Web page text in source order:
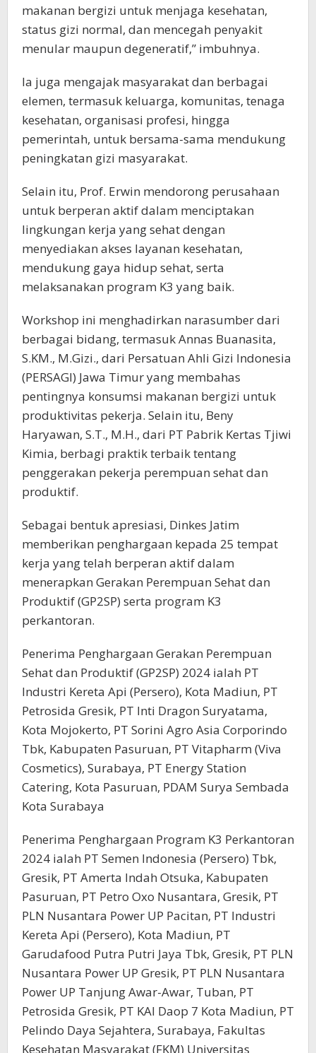
makanan bergizi untuk menjaga kesehatan,
status gizi normal, dan mencegah penyakit
menular maupun degeneratif,” imbuhnya.
Ia juga mengajak masyarakat dan berbagai
elemen, termasuk keluarga, komunitas, tenaga
kesehatan, organisasi profesi, hingga
pemerintah, untuk bersama-sama mendukung
peningkatan gizi masyarakat.
Selain itu, Prof. Erwin mendorong perusahaan
untuk berperan aktif dalam menciptakan
lingkungan kerja yang sehat dengan
menyediakan akses layanan kesehatan,
mendukung gaya hidup sehat, serta
melaksanakan program K3 yang baik.
Workshop ini menghadirkan narasumber dari
berbagai bidang, termasuk Annas Buanasita,
S.KM., M.Gizi., dari Persatuan Ahli Gizi Indonesia
(PERSAGI) Jawa Timur yang membahas
pentingnya konsumsi makanan bergizi untuk
produktivitas pekerja. Selain itu, Beny
Haryawan, S.T., M.H., dari PT Pabrik Kertas Tjiwi
Kimia, berbagi praktik terbaik tentang
penggerakan pekerja perempuan sehat dan
produktif.
Sebagai bentuk apresiasi, Dinkes Jatim
memberikan penghargaan kepada 25 tempat
kerja yang telah berperan aktif dalam
menerapkan Gerakan Perempuan Sehat dan
Produktif (GP2SP) serta program K3
perkantoran.
Penerima Penghargaan Gerakan Perempuan
Sehat dan Produktif (GP2SP) 2024 ialah PT
Industri Kereta Api (Persero), Kota Madiun, PT
Petrosida Gresik, PT Inti Dragon Suryatama,
Kota Mojokerto, PT Sorini Agro Asia Corporindo
Tbk, Kabupaten Pasuruan, PT Vitapharm (Viva
Cosmetics), Surabaya, PT Energy Station
Catering, Kota Pasuruan, PDAM Surya Sembada
Kota Surabaya
Penerima Penghargaan Program K3 Perkantoran
2024 ialah PT Semen Indonesia (Persero) Tbk,
Gresik, PT Amerta Indah Otsuka, Kabupaten
Pasuruan, PT Petro Oxo Nusantara, Gresik, PT
PLN Nusantara Power UP Pacitan, PT Industri
Kereta Api (Persero), Kota Madiun, PT
Garudafood Putra Putri Jaya Tbk, Gresik, PT PLN
Nusantara Power UP Gresik, PT PLN Nusantara
Power UP Tanjung Awar-Awar, Tuban, PT
Petrosida Gresik, PT KAI Daop 7 Kota Madiun, PT
Pelindo Daya Sejahtera, Surabaya, Fakultas
Kesehatan Masyarakat (FKM) Universitas